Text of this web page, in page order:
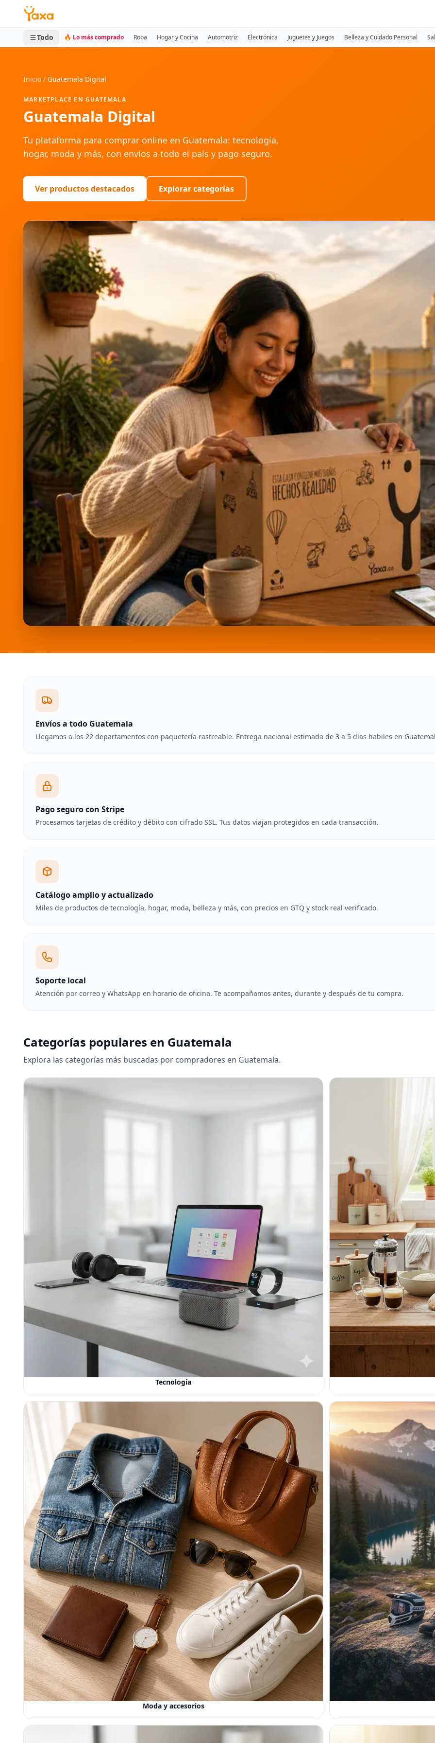
MINI CARRITO
0 productos
Todo 🔥 Lo más comprado Ropa Hogar y Cocina Automotriz Electrónica Juguetes y Juegos Belleza y Cuidado Personal
Inicio / Guatemala Digital
MARKETPLACE EN GUATEMALA
Guatemala Digital
Tu plataforma para comprar online en Guatemala: tecnología,
hogar, moda y más, con envíos a todo el país y pago seguro.
Ver productos destacados Explorar categorías
Envíos a todo Guatemala
Llegamos a los 22 departamentos con paquetería rastreable. Entrega nacional estimada de 3 a 5 dias habiles en
Pago seguro con Stripe
Procesamos tarjetas de crédito y débito con cifrado SSL. Tus datos viajan protegidos en cada transacción.
Catálogo amplio y actualizado
Miles de productos de tecnología, hogar, moda, belleza y más, con precios en GTQ y stock real verificado.
Soporte local
Atención por correo y WhatsApp en horario de oficina. Te acompañamos antes, durante y después de tu compra.
Categorías populares en Guatemala
Explora las categorías más buscadas por compradores en Guatemala.
Tecnología
Moda y accesorios